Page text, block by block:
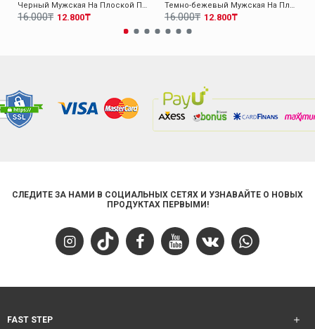
Черный Мужская На Плоской Подошве Тапочки-Шлепанцы 001GA54201
12.800₸
16.000₸
Темно-бежевый Мужская На Плоской Подошве Тапочки-Шлепанцы 001GA54201
12.800₸
16.000₸
СЛЕДИТЕ ЗА НАМИ В СОЦИАЛЬНЫХ СЕТЯХ И УЗНАВАЙТЕ О НОВЫХ
ПРОДУКТАХ ПЕРВЫМИ!
FAST STEP